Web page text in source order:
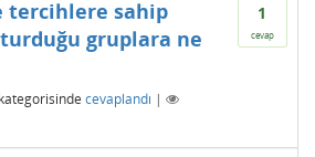
1
cevap
tercihlere sahip
gruplara ne
kategorisinde cevaplandı |